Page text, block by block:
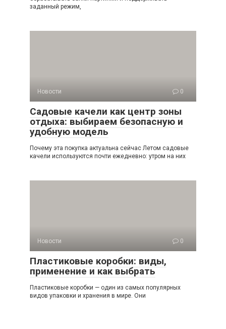
заданный режим,
Новости 0
Садовые качели как центр зоны
отдыха: выбираем безопасную и
удобную модель
Почему эта покупка актуальна сейчас Летом садовые
качели используются почти ежедневно: утром на них
Новости 0
Пластиковые коробки: виды,
применение и как выбрать
Пластиковые коробки — один из самых популярных
видов упаковки и хранения в мире. Они